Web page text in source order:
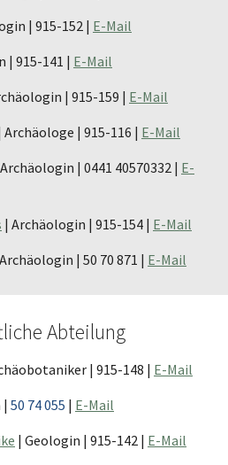
| 915-152 | E-Mail
| 915-141 | E-Mail
| 915-159 | E-Mail
Archäologe | 915-116 | E-Mail
| 0441 40570332 | E-
| Archäologin | 915-154 | E-Mail
| 50 70 871 | E-Mail
Abteilung
| 915-148 | E-Mail
| 50 74 055 | E-Mail
| Geologin | 915-142 | E-Mail